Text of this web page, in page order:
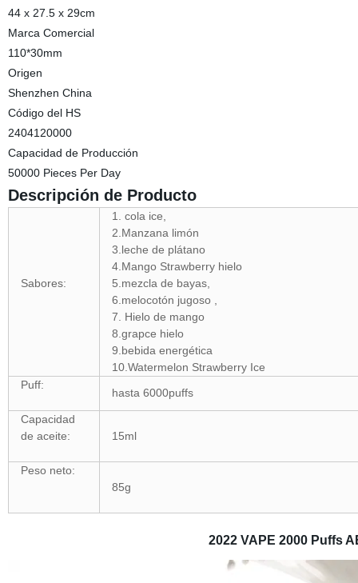
44 x 27.5 x 29cm
Marca Comercial
110*30mm
Origen
Shenzhen China
Código del HS
2404120000
Capacidad de Producción
50000 Pieces Per Day
Descripción de Producto
Sabores:
1. cola ice,
2.Manzana limón
3.leche de plátano
4.Mango Strawberry
5.mezcla de
6.melocotón
7. Hielo de
8.grapce hielo
9.bebida
10.Watermelon Strawberry Ice
Puff:
hasta 6000puffs
Capacidad
de aceite:
15ml
Peso neto:
85g
2022 VAPE 2000 Puffs